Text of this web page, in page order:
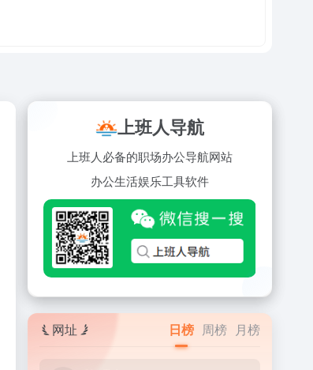
上班人导航
上班人必备的职场办公导航网站
办公生活娱乐工具软件
网址 日榜 周榜 月榜